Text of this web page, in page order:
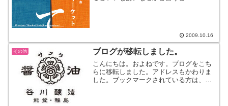
2009.10.16
その他 ブログが移転しました。
こんにちは。およねです。ブログをこち
らに移転しました。アドレスもかわりま
した。ブックマークされている方は、変